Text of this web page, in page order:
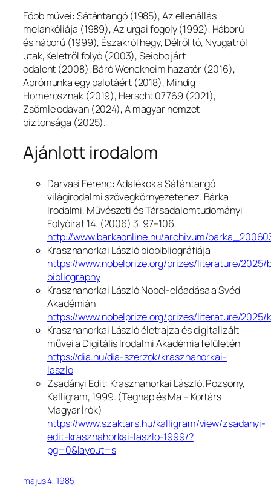
Főbb művei: Sátántangó(1985),Az ellenállás
melankóliája (1989),Az urgai fogoly(1992), Háború
és háború (1999), Északról hegy, Délről tó, Nyugatról
utak, Keletről folyó (2003),Seiobo járt
odalent (2008),Báró Wenckheim hazatér (2016),
Aprómunka egy palotáért(2018), Mindig
Homérosznak(2019), Herscht 07769 (2021),
Zsömle odavan(2024),A magyar nemzet
biztonsága (2025).
Ajánlott irodalom
Darvasi Ferenc: Adalékok a Sátántangó
világirodalmi szövegkörnyezetéhez. Bárka
Irodalmi, Művészeti és Társadalomtudományi
Folyóirat14. (2006) 3. 97–106.
http://www.barkaonline.hu/archivum/
Krasznahorkai László biobibliográfiája
https://www.nobelprize.org/prizes/literature/2025/
bibliography
Krasznahorkai László Nobel-előadása a Svéd
Akadémián
https://www.nobelprize.org/prizes/literature/
Krasznahorkai László életrajza és digitalizált
művei a Digitális Irodalmi Akadémia felületén:
https://dia.hu/dia-szerzok/krasznahorkai-
laszlo
Zsadányi Edit: Krasznahorkai László.Pozsony,
Kalligram, 1999. (Tegnap és Ma – Kortárs
Magyar Írók)
https://www.szaktars.hu/kalligram/view/zsadanyi-
edit-krasznahorkai-laszlo-1999/?
pg=0&layout=s
május 4, 1985